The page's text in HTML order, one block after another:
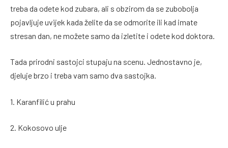
treba da odete kod zubara, ali s obzirom da se zubobolja
pojavljuje uvijek kada želite da se odmorite ili kad imate
stresan dan, ne možete samo da izletite i odete kod doktora.
Tada prirodni sastojci stupaju na scenu. Jednostavno je,
djeluje brzo i treba vam samo dva sastojka.
1. Karanfilić u prahu
2. Kokosovo ulje